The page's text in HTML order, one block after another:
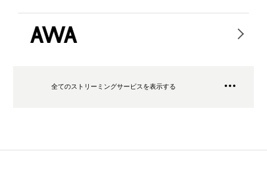
全てのストリーミングサービスを表示する